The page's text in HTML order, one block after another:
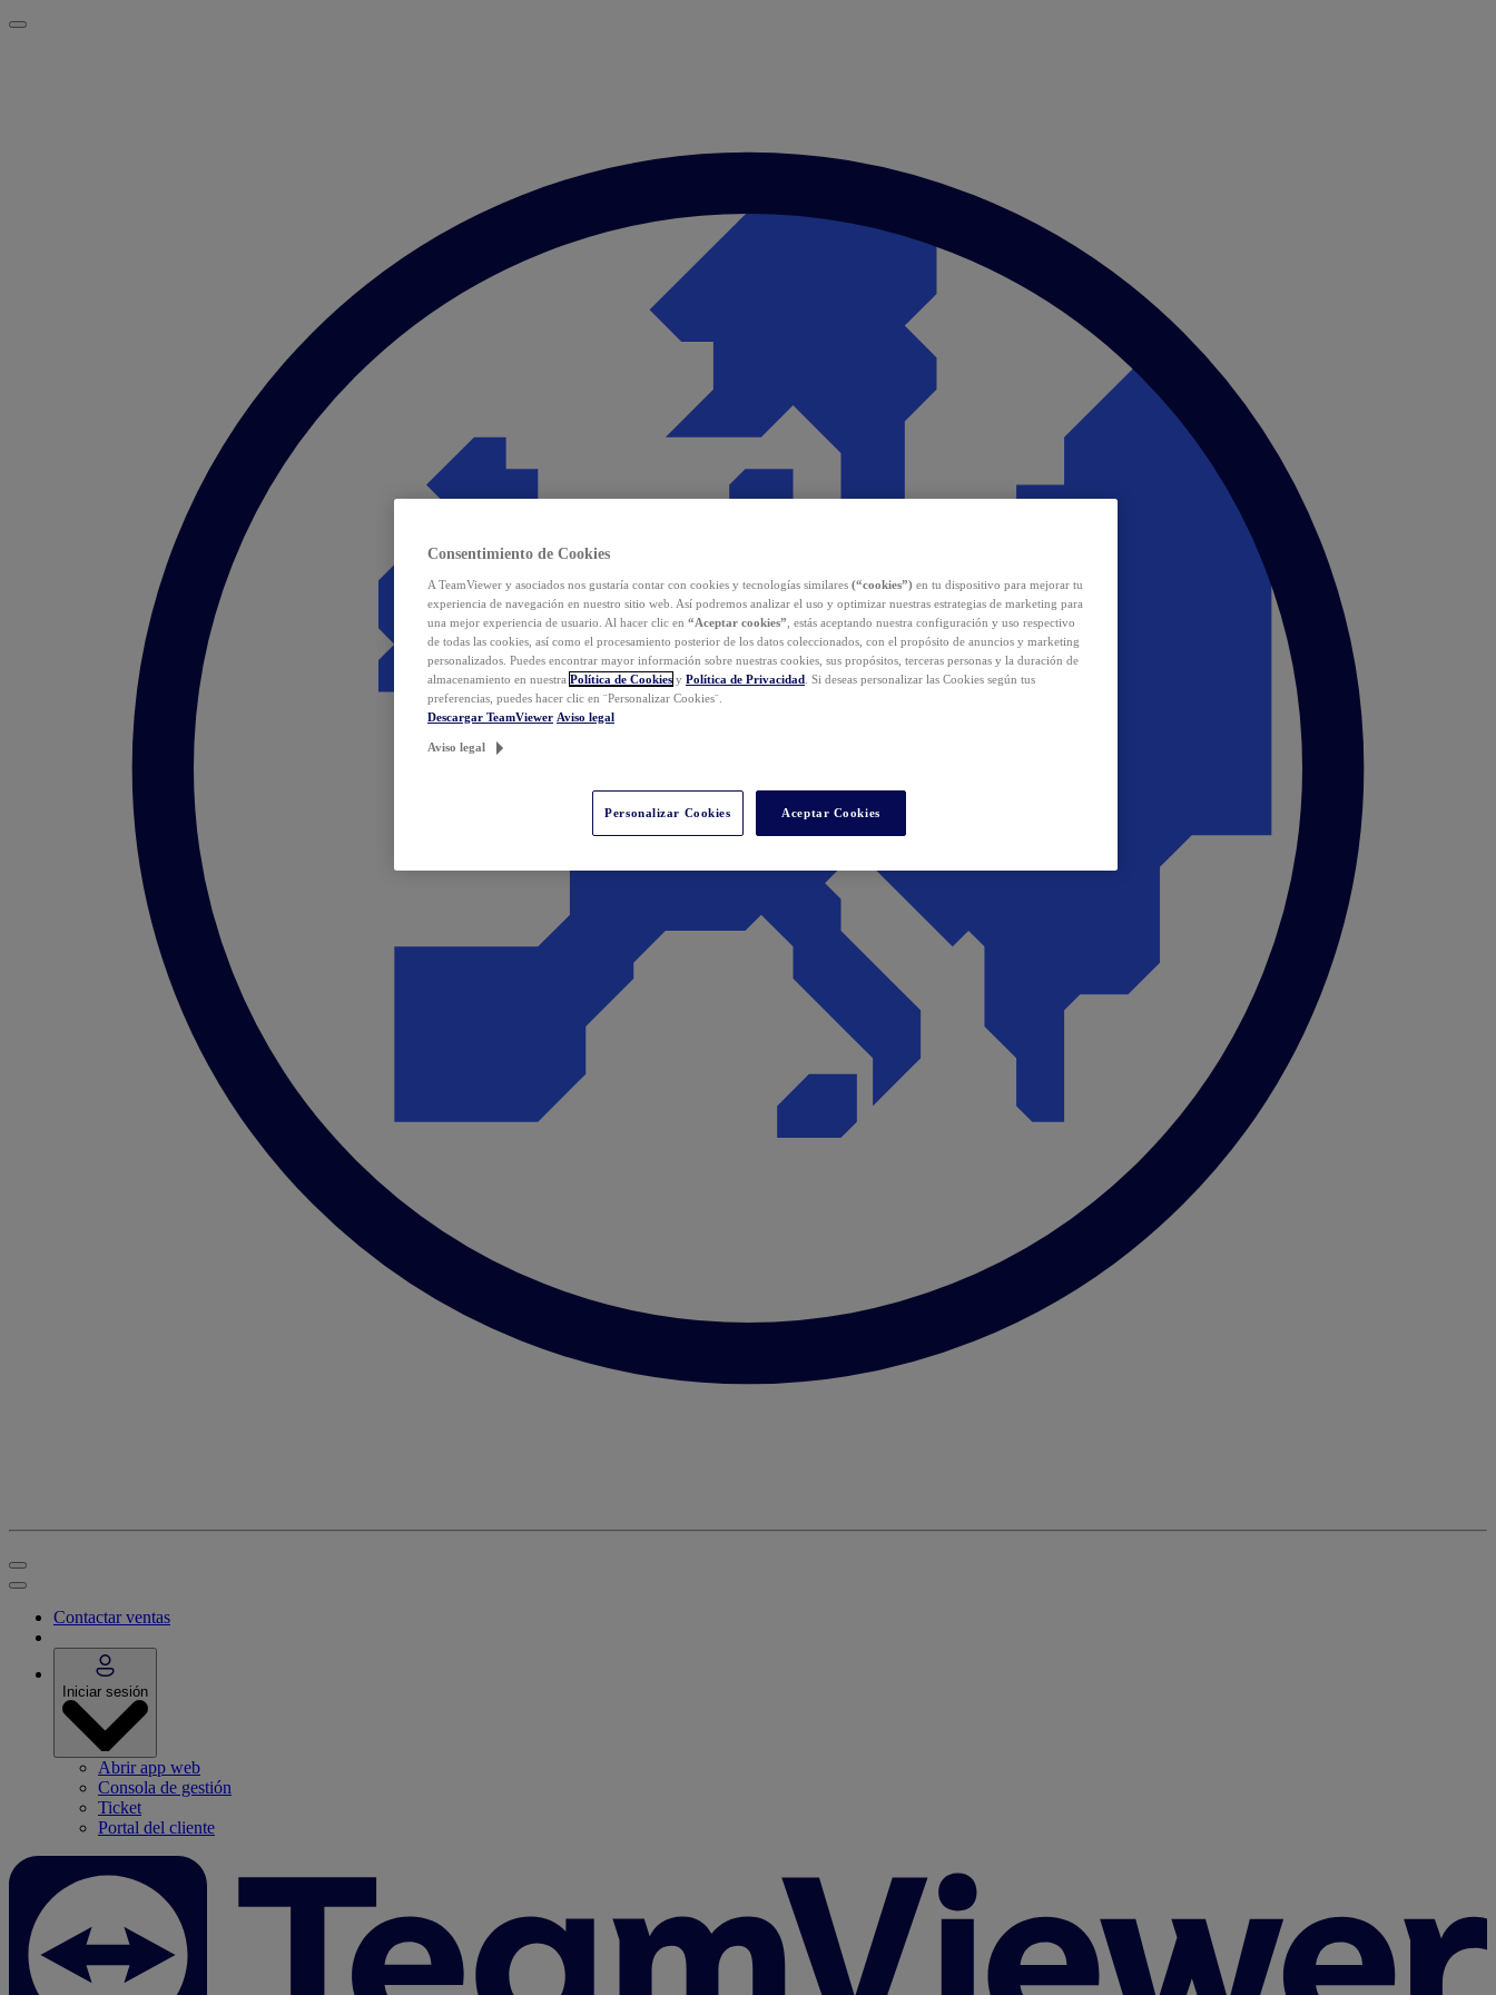
Contactar ventas
Iniciar sesión
Abrir app web
Consola de gestión
Ticket
Portal del cliente
Consentimiento de Cookies
A TeamViewer y asociados nos gustaría contar con cookies y tecnologías similares (“cookies”) en tu dispositivo para mejorar tu
experiencia de navegación en nuestro sitio web. Así podremos analizar el uso y optimizar nuestras estrategias de marketing para
una mejor experiencia de usuario. Al hacer clic en “Aceptar cookies” , estás aceptando nuestra configuración y uso respectivo
de todas las cookies, así como el procesamiento posterior de los datos coleccionados, con el propósito de anuncios y marketing
personalizados. Puedes encontrar mayor información sobre nuestras cookies, sus propósitos, terceras personas y la duración de
almacenamiento en nuestra Política de Cookies y Política de Privacidad . Si deseas personalizar las Cookies según tus
preferencias, puedes hacer clic en ¨Personalizar Cookies¨.
Descargar TeamViewer Aviso legal
Aviso legal
Personalizar Cookies Aceptar Cookies